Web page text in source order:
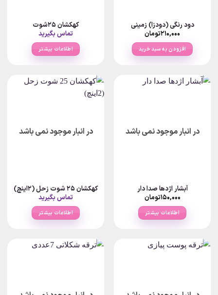
دود رنگی (دودزا) زمینی
۲۱۰,۰۰۰تومان
افزودن به سبد خرید
کهکشان 25شوت
تماس بگیرید
اطلاعات بیشتر
در انبار موجود نمی باشد
آبشار اژدها صدا دار
۱۵۰,۰۰۰تومان
اطلاعات بیشتر
در انبار موجود نمی باشد
کهکشان 25 شوت زحل (2اینچ)
تماس بگیرید
اطلاعات بیشتر